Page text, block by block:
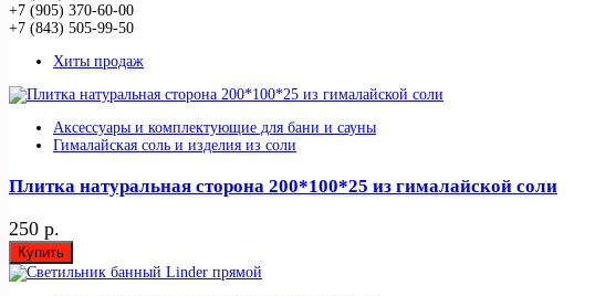
+7 (905) 370-60-00
+7 (843) 505-99-50
Хиты продаж
Аксессуары и комплектующие для бани и сауны
Гималайская соль и изделия из соли
Плитка натуральная сторона 200*100*25 из гималайской соли
250 р.
Купить